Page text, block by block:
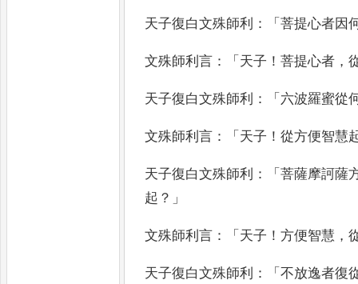
天子復白文殊師利 ：「菩提心者因
文殊師利言 ：「 天子 ！菩提心者 ，
天子復白文殊師利 ：「 六波羅蜜從
文殊師利言 ：「 天子 ！從方便智慧
天子復白文殊師利 ：「菩薩摩訶薩
起 ？」
文殊師利言 ：「 天子 ！方便智慧 ，
天子復白文殊師利 ：「不放逸者復